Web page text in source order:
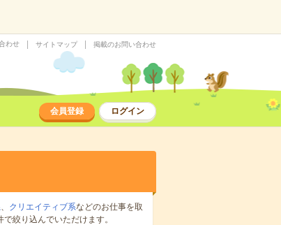
わせ サイトマップ 掲載のお問い合わせ
会員登録 ログイン
、 クリエイティブ系などのお仕事を取
絞り込んでいただけます。